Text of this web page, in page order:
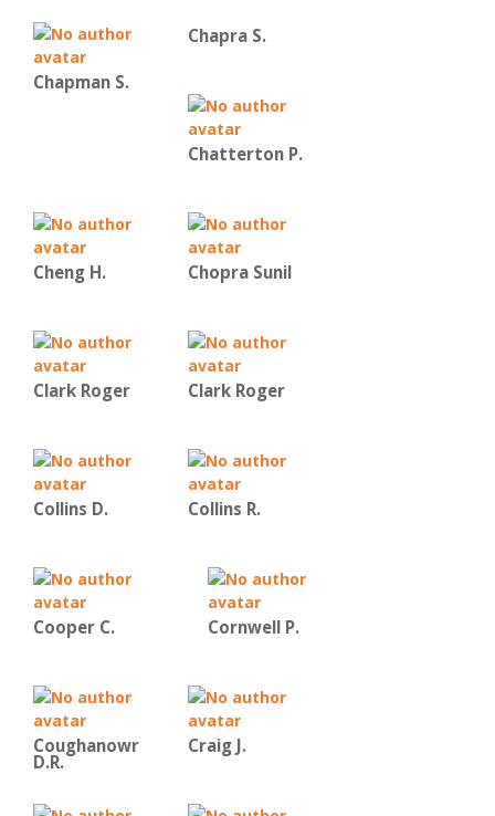
Chapman S.
Chapra S.
Chatterton P.
Cheng H. Chopra Sunil
Clark Roger Clark Roger
Collins D. Collins R.
Cooper C. Cornwell P.
Coughanowr
D.R.
Craig J.